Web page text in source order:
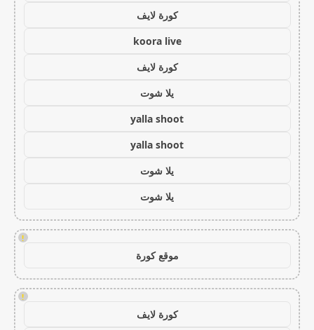
كورة لايف
koora live
كورة لايف
يلا شوت
yalla shoot
yalla shoot
يلا شوت
يلا شوت
!
موقع كورة
!
كورة لايف